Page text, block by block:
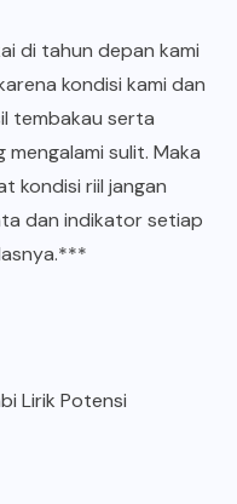
di tahun depan kami
kondisi kami dan
tembakau serta
sulit. Maka
kondisi riil jangan
dan indikator setiap
Lirik Potensi